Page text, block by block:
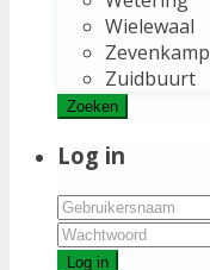
Wielewaal
Zevenkamp
Zuidbuurt
Zoeken
Log in
Log in